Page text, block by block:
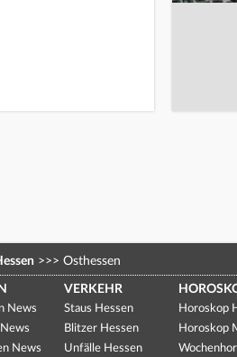
>>> Osthessen
News
News
VERKEHR
Staus Hessen
Blitzer Hessen
Unfälle Hessen
Horoskop
Horoskop